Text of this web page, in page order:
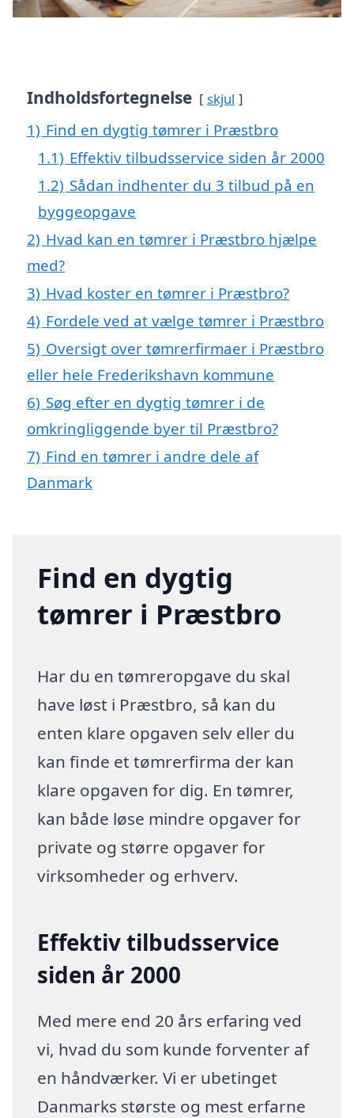
Indholdsfortegnelse skjul
1) Find en dygtig tømrer i Præstbro
1.1) Effektiv tilbudsservice siden år 2000
1.2) Sådan indhenter du 3 tilbud på en
byggeopgave
2) Hvad kan en tømrer i Præstbro hjælpe
med?
3) Hvad koster en tømrer i Præstbro?
4) Fordele ved at vælge tømrer i Præstbro
5) Oversigt over tømrerfirmaer i Præstbro
eller hele Frederikshavn kommune
6) Søg efter en dygtig tømrer i de
omkringliggende byer til Præstbro?
7) Find en tømrer i andre dele af
Danmark
Find en dygtig
tømrer i Præstbro
Har du en tømreropgave du skal
have løst i Præstbro, så kan du
enten klare opgaven selv eller du
kan finde et tømrerfirma der kan
klare opgaven for dig. En tømrer,
kan både løse mindre opgaver for
private og større opgaver for
virksomheder og erhverv.
Effektiv tilbudsservice
siden år 2000
Med mere end 20 års erfaring ved
vi, hvad du som kunde forventer af
en håndværker. Vi er ubetinget
Danmarks største og mest erfarne